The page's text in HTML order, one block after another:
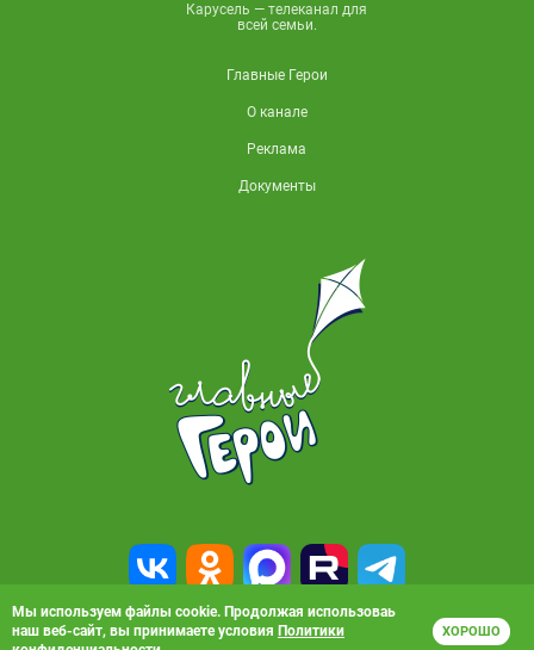
Карусель — телеканал для
всей семьи.
Главные Герои
О канале
Реклама
Документы
© 2010-2026, АО «Карусель». Все права защищены. Полное или частичное
Мы используем файлы cookie. Продолжая использоваь
наш веб-сайт, вы принимаете условия Политики
ХОРОШО